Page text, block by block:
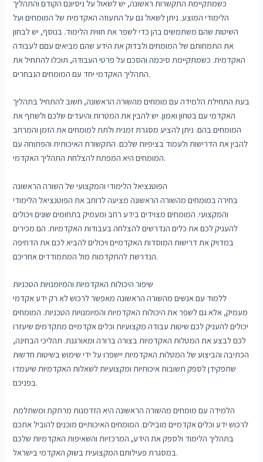
כשמתקיימת התקשרות ראשונה, יש לשאול על ניסיונם הקודם והתהליך
הלימודי המוצע. ניתן לשאול גם על התעוזה האקדמית של המומחים ועל
השיטות שהם משתמשים בהן כדי לשפר את חווית הלימוד. בנוסף, יש לבחון
את התמחותם של המומחים ולבדוק את הידע שהם מביאים עםם לעבודה
האקדמית. כשמתקיימת סיכמה והסכם על פרטי העבודה, תוכלו להתחיל את
התהליך האקדמי יחד עם המומחים הנבחרים.
בעת התחילת הלמידה עם מומחים מהשורה הראשונה, חשוב להתחיל בתהליך
האקדמי עם בטחון ואמון. יש להבין את המטרות והיעדים שלכם ולשתף את
המומחים בהם. ניתן להציע מסגרת זמנית ולתת למומחים את הזמן והמרחב
להבין את הדרישות ולעמוד בציפיות שלכם. התקשורת האיכותית והפתוחה עם
המומחים היא המפתח להצלחת התהליך האקדמי.
הפוטנציאל הלימודי והמקצועי של השורה הראשונה
בחירה במומחים מהשורה הראשונה מציעה לרוחב את הפוטנציאל הלימודי
והמקצועי. המומחים מצוידים בידע רחב ומעמיק בתחומים שונים ויכולים
להעניק לכם את כלים הנדרשים להצלחה בעבודות האקדמיות. הם מכירים
במדויק את דרישות המוסדות האקדמיים ויכולים להביא לכם את הדחיפה
הנדרשת להתקדמות מול המתמודדים אחריכם.
שיפור היכולות האקדמיות והמיומנויות הטכניות
ללמוד עם אנשים מהשורה הראשונה מאפשר לרכוש לא רק ידע אקדמי
מעמיק, אלא גם לשפר את היכולות האקדמיות והמיומנויות הטכניות. המומחים
יכולים להעניק לכם שיטות עבודה מקצועיות וכלים אקדמיים מתקדמים שיעזרו
לכם לבצע את המטלות האקדמיות בצורה ברורה ומאורגנת. תהליכי הבחינה,
הכתיבה והביצוע של המטלות האקדמיות יישפרו על ידי שימוש בשיטות חדשות
שתפקידן לספק תשובות איכותיות ומקצועיות לשאלות האקדמיות שיעמדו
בפניכם.
הלמידה עם מומחים מהשורה הראשונה היא הזדמנות מרתקת ומשתלמת
לרכוש ידע וכלים אקדמיים מובילים. המומחים האיכותיים מוכנים להוביל אתכם
בתהליך הלימוד ולספק את הידע, המרכזיות והשאיפות האקדמיות שלכם
במסגרת פעילותם המקצועית בשוק האקדמי בישראל.